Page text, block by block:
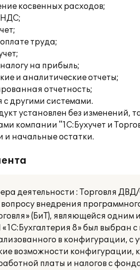
косвенных расходов;
НДС;
труда;
на прибыль;
и аналитические отчеты;
отчетность;
с другими системами.
установлен без изменений,
компании "1С:Бухучет и
и начальные остатки.
деятельности : Торговля
внедрения
(БиТ), являющейся одним
8» был выбран
в конфигурации, с
возможности конфигурации,
платы и налогов с